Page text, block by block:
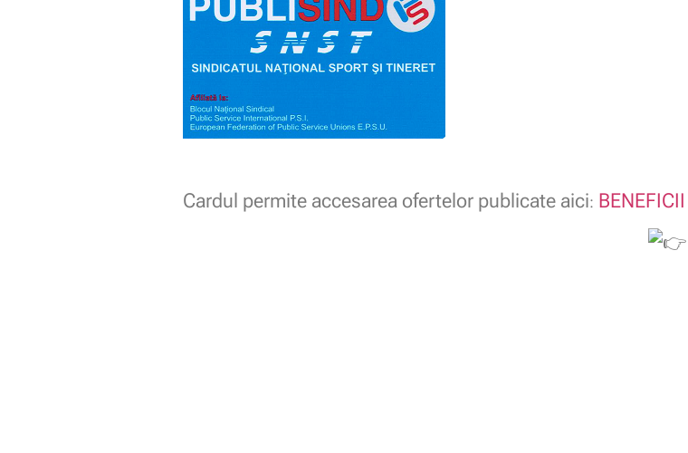
Cardul permite accesarea ofertelor publicate aici: BENEFICII